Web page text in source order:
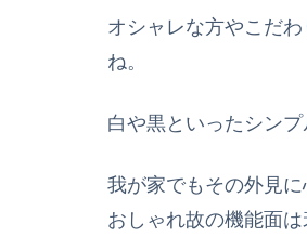
オシャレな方やこだ
ね。
白や黒といったシン
我が家でもその外見
おしゃれ故の機能面